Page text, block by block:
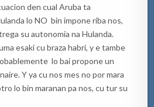
den cual Aruba ta
lo NO bin impone riba nos,
su autonomia na Hulanda.
esaki cu braza habri, y e tambe
lo bai propone un
Y ya cu nos mes no por mara
lo bin maranan pa nos, cu tur su